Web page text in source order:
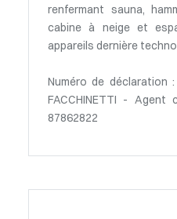
renfermant sauna,
cabine à neige et
appareils dernière
Numéro de déclaration
FACCHINETTI - Agent
87862822